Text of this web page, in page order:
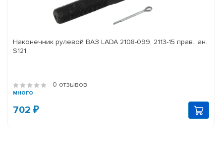
Наконечник рулевой ВАЗ LADA 2108-099, 2113-15 прав., ан.
S121
0 отзывов
много
702 ₽